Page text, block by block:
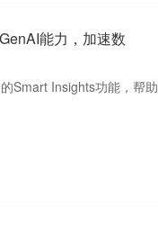
能力，加速数
Smart Insights功能，帮助